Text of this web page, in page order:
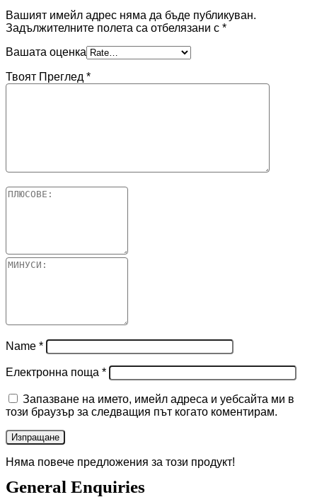
Вашият имейл адрес няма да бъде публикуван.
Задължителните полета са отбелязани с *
Вашата оценка
Твоят Преглед *
Name *
Електронна поща *
Запазване на името, имейл адреса и уебсайта ми в
този браузър за следващия път когато коментирам.
Няма повече предложения за този продукт!
General Enquiries